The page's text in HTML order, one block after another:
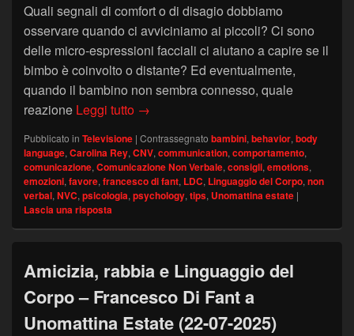
Quali segnali di comfort o di disagio dobbiamo
osservare quando ci avviciniamo ai piccoli? Ci sono
delle micro-espressioni facciali ci aiutano a capire se il
bimbo è coinvolto o distante? Ed eventualmente,
quando il bambino non sembra connesso, quale
reazione Leggi tutto Linguaggio del Corpo: comunicare
→
Pubblicato in Televisione | Contrassegnato bambini, behavior, body
language, Carolina Rey, CNV, communication, comportamento,
comunicazione, Comunicazione Non Verbale, consigli, emotions,
emozioni, favore, francesco di fant, LDC, Linguaggio del Corpo, non
verbal, NVC, psicologia, psychology, tips, Unomattina estate |
Lascia una risposta
Amicizia, rabbia e Linguaggio del
Corpo – Francesco Di Fant a
Unomattina Estate (22-07-2025)